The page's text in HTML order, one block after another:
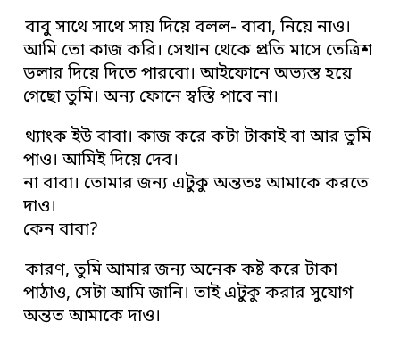
বাবু সাথে সাথে সায় দিয়ে বলল- বাবা, নিয়ে নাও।
আমি তো কাজ করি। সেখান থেকে প্রতি মাসে তেত্রিশ
ডলার দিয়ে দিতে পারবো। আইফোনে অভ্যস্ত হয়ে
গেছো তুমি। অন্য ফোনে স্বস্তি পাবে না।
থ্যাংক ইউ বাবা। কাজ করে কটা টাকাই বা আর তুমি
পাও। আমিই দিয়ে দেব।
না বাবা। তোমার জন্য এটুকু অন্ততঃ আমাকে করতে
দাও।
কেন বাবা?
কারণ, তুমি আমার জন্য অনেক কষ্ট করে টাকা
পাঠাও, সেটা আমি জানি। তাই এটুকু করার সুযোগ
অন্তত আমাকে দাও।